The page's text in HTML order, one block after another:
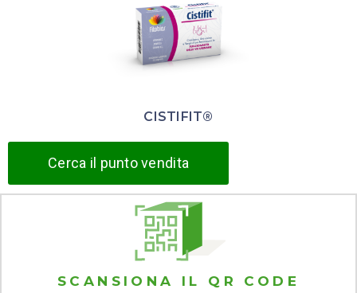
CISTIFIT®
Cerca il punto vendita
SCANSIONA IL QR CODE